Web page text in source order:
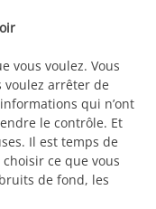
vous voulez. Vous
voulez arrêter de
qui n’ont
le contrôle. Et
Il est temps de
ce que vous
de fond, les